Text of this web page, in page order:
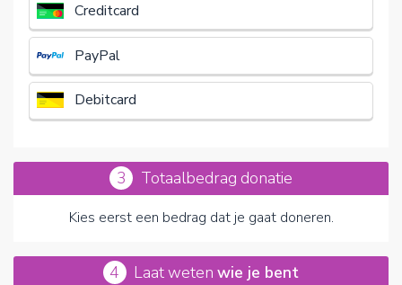
Creditcard
PayPal
Debitcard
3 Totaalbedrag donatie
Kies eerst een bedrag dat je gaat doneren.
4 Laat wetenwie je bent